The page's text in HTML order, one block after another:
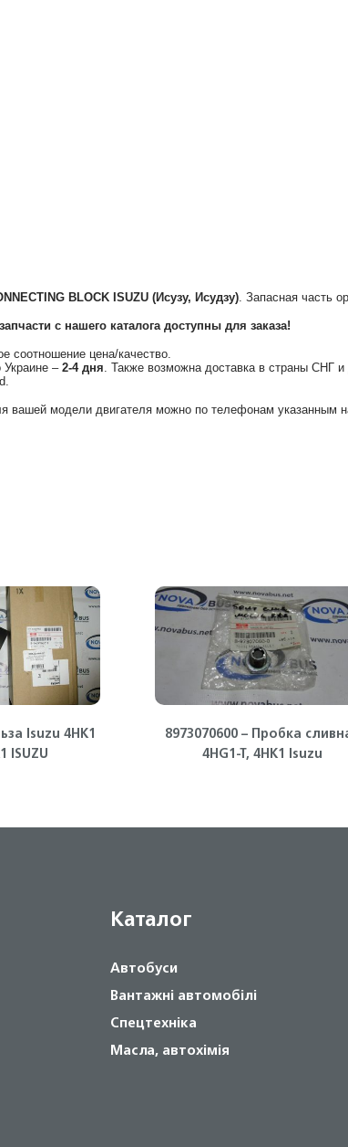
BLOCK ISUZU (Исузу, Исудзу). Запасная часть
с нашего каталога доступны для заказа!
соотношение цена/качество.
Украине –2-4 дня. Также возможна доставка в страны СНГ
вашей модели двигателя можно по телефонам указанным
Isuzu 4HK1
ISUZU
8973070600 – Пробка
4HG1-T, 4HK1 Isuzu
Каталог
Автобуси
Вантажні автомобілі
Спецтехніка
Масла, автохімія